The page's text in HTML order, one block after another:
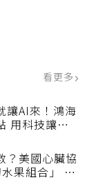
看更多
讓AI來！鴻海
用科技讓醫
？美國心臟協
果組合」 酪